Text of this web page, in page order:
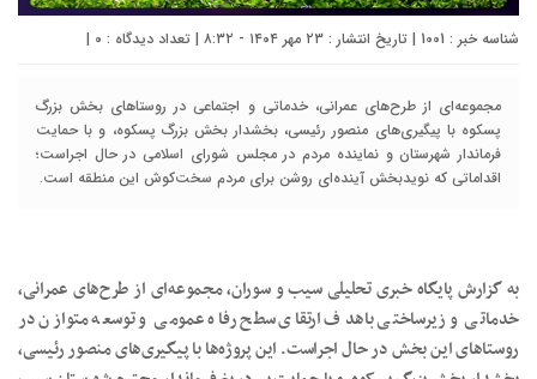
شناسه خبر : 1001 | تاریخ انتشار : ۲۳ مهر ۱۴۰۴ - ۸:۳۲ | تعداد دیدگاه : ۰ |
مجموعه‌ای از طرح‌های عمرانی، خدماتی و اجتماعی در روستاهای بخش بزرگ
پسکوه با پیگیری‌های منصور رئیسی، بخشدار بخش بزرگ پسکوه، و با حمایت
فرماندار شهرستان و نماینده مردم در مجلس شورای اسلامی در حال اجراست؛
اقداماتی که نویدبخش آینده‌ای روشن برای مردم سخت‌کوش این منطقه است.
به گزارش پایگاه خبری تحلیلی سیب و سوران، مجموعه‌ای از طرح‌های عمرانی،
خدماتی و زیرساختی باهدف ارتقای سطح رفاه عمومی و توسعه متوازن در
روستاهای این بخش در حال اجراست. این پروژه‌ها با پیگیری‌های منصور رئیسی،